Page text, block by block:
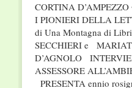
CORTINA
I PIONIERI DELLA
di Una Montagna di
SECCHIERI e
D’AGNOLO
ASSESSORE
PRESENTA ennio